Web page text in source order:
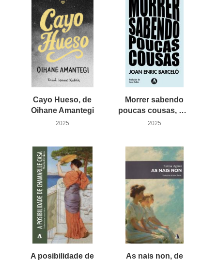
Cayo Hueso, de
Oihane Amantegi
2025
Morrer sabendo
poucas cousas, de Joan Enric Barceló
2025
A posibilidade de
As nais non, de